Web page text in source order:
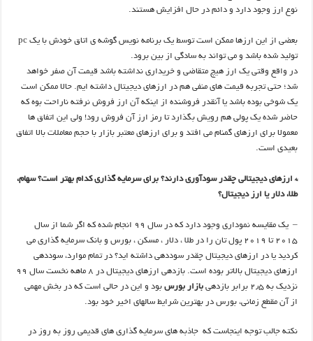
نوع ارز وجود دارد و دائم در حال افزایش هستند.
بعضی از این ارزها ممکن است توسط یک برنامه نویس گوشه ی اتاق خودش با یک pc
تولید شده باشد و می تواند به سادگی از بین برود.
در واقع وقتی یک ارز هیچ متقاضی و خریداری نداشته باشد قیمت آن صفر خواهد
شد؛ حتی تجربه قیمت های منفی هم در ارزهای دیجیتال داشته ایم. حالا ممکن است
یک شوخی بوده باشد یا آنقدر فروشنده از اینکه آن ارز فروش نرفته ناراحت بوه که
حاضر شده یک پولی هم رویش بگذارد تا رمز ارز آن فروش رود! ولی این اتفاق ها
معمولا برای ارزهای گمنام می افتد و برای ارزهای معتبر بازار با حجم معاملات بالا اتفاق
بعیدی است.
* ارزهای دیجیتالی چقدر سودآوری دارند؟ برای سرمایه گذاری کدام بهتر است؟ سهام،
طلا، دلار یا ارز دیجیتال؟
– یک مقایسه نموداری وجود دارد که در سال ۹۹ انجام شده که اگر شما از سال
۲۰۱۵ تا ۲۰۱۹ پول تان را در طلا ، دلار ، مسکن ، بورس و بانک سرمایه گذاری می
کردید یا در ارزهای دیجیتال چقدر سوددهی داشته اید؟ در تمام موارد، سوددهی
ارزهای دیجیتال بالاتر بوده است. بازدهی ارزهای دیجیتال در ۸ ماهه نخست سال ۹۹
نزدیک به ۲٫۵ برابر بازدهی
بازار بورس بود و این در حالی است که در بخش مهمی
از آن مقطع زمانی، بورس در بهترین شرایط سالهای اخیر خود بود.
نکته جالب توجه اینجاست که جاذبه های سرمایه گذاری های قدیمی روز به روز در